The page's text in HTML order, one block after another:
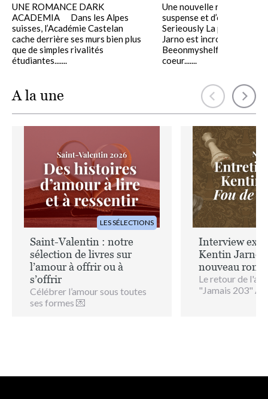
UNE ROMANCE DARK
ACADEMIA Dans les Alpes
suisses, l’Académie Castelan
cache derrière ses murs bien plus
que de simples rivalités
étudiantes.......
Une nouvelle romance
suspense et d’émotions.
Serieously La plume de
Jarno est incroyable.
Beeonmyshelf Un gros
coeur.......
A la une
LES SÉLECTIONS
Saint-Valentin : notre
sélection de livres sur
l’amour à offrir ou à
s’offrir
Célébrer l’amour sous toutes
ses formes 💌
Image
Interview
Kentin Jarno
nouveau
Le retour de
"Jamais 203"